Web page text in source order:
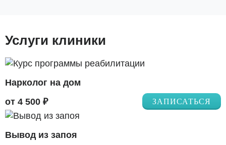
Услуги клиники
Нарколог на дом
от 4 500 ₽
ЗАПИСАТЬСЯ
Вывод из запоя